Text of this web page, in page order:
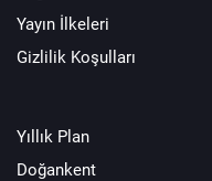
Yayın İlkeleri
Gizlilik Koşulları
Yıllık Plan
Doğankent